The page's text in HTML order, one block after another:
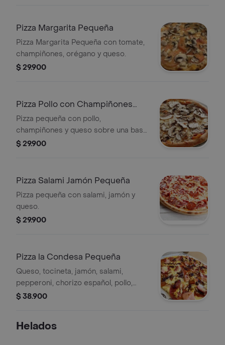
Pizza Margarita Pequeña
Pizza Margarita Pequeña con tomate,
champiñones, orégano y queso.
$ 29.900
Pizza Pollo con Champiñones
Pequeña
Pizza pequeña con pollo,
champiñones y queso sobre una base
de salsa de tomate.
$ 29.900
Pizza Salami Jamón Pequeña
Pizza pequeña con salami, jamón y
queso.
$ 29.900
Pizza la Condesa Pequeña
Queso, tocineta, jamón, salami,
pepperoni, chorizo español, pollo,
cebolla caramelizada, salsa de la casa
$ 38.900
Helados